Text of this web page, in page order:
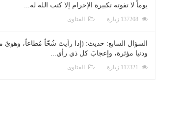
يوماً لا تفوته تكبيرة الإحرام إلا كتب الله له...
الفتاوى
السؤال السابع: حديث: (إذا رأيتَ شُحّاً مُطاعاً، وهوىً
ودنيا مؤثرة، وإعجابَ كل ذي رأي...
الفتاوى